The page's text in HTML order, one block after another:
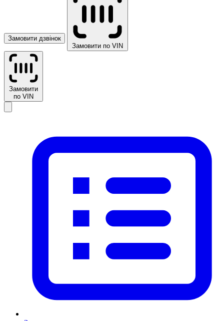
Замовити дзвінок
Замовити по VIN
Замовити
по VIN